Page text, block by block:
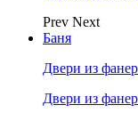
Prev Next
Баня
Двери из
Двери из